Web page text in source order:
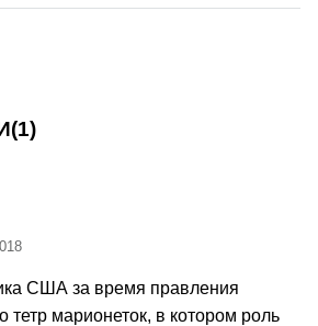
(1)
США за время правления
тетр марионеток, в котором роль